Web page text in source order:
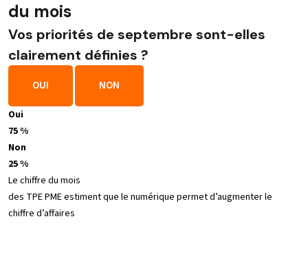
du mois
Vos priorités de septembre sont-elles
clairement définies ?
OUI NON
Oui
75 %
Non
25 %
Le chiffre du mois
des TPE PME estiment que le numérique permet d’augmenter le
chiffre d’affaires